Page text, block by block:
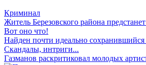
Криминал
Житель Березовского района
Вот оно что!
Найден почти идеально
Скандалы, интриги...
Газманов раскритиковал молодых